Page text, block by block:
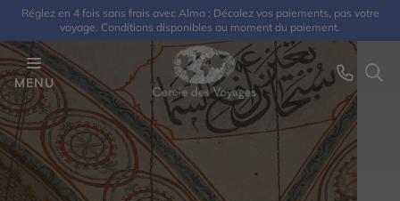
Réglez en 4 fois sans frais avec Alma : Décalez vos paiements, pas votre
voyage. Conditions disponibles au moment du paiement.
MENU